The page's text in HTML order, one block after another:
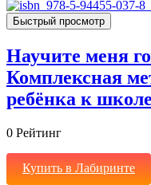
Быстрый просмотр
Научите меня
Комплексная
ребёнка к школе
0 Рейтинг
Купить в Лабиринте